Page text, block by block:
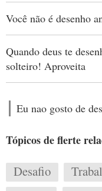
Você não é desenho
Quando deus te
solteiro! Aproveita
Eu nao gosto de
Tópicos de flerte
Desafio